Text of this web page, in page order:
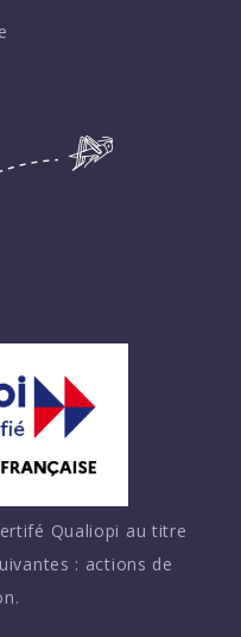
Qualiopi au titre
: actions de